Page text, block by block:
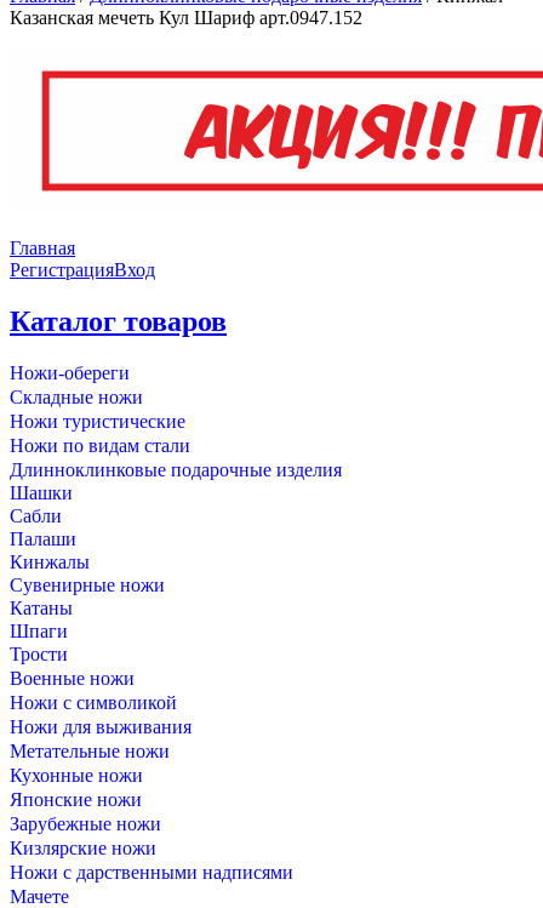
Казанская мечеть Кул Шариф арт.0947.152
Главная
РегистрацияВход
Каталог товаров
Ножи-обереги
Складные ножи
Ножи туристические
Ножи по видам стали
Длинноклинковые подарочные изделия
Шашки
Сабли
Палаши
Кинжалы
Сувенирные ножи
Катаны
Шпаги
Трости
Военные ножи
Ножи с символикой
Ножи для выживания
Метательные ножи
Кухонные ножи
Японские ножи
Зарубежные ножи
Кизлярские ножи
Ножи с дарственными надписями
Мачете